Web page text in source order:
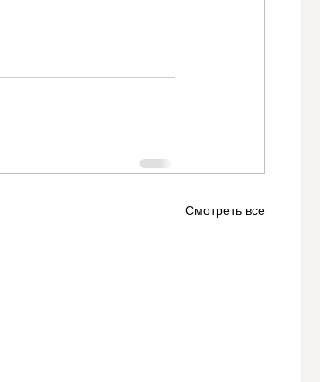
Смотреть все